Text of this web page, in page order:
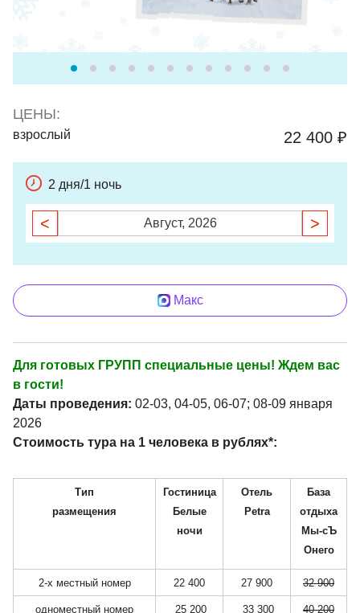
ЦЕНЫ:
взрослый 22 400 ₽
2 дня/1 ночь
< Август, 2026 >
Макс
Для готовых ГРУПП специальные цены! Ждем вас
в гости!
Даты проведения: 02-03, 04-05, 06-07; 08-09 января
2026
Стоимость тура на 1 человека в рублях*:
Тип
размещения
Гостиница
Белые
ночи
Отель
Petra
База
отдыха
Мы-сЪ
Онего
2-х местный номер 22 400 27 900 32 900
одноместный номер 25 200 33 300 40 200